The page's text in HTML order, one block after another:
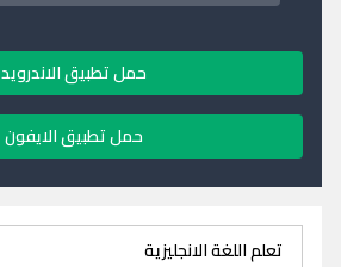
حمل تطبيق الاندرويد
حمل تطبيق الايفون
تعلم اللغة الانجليزية